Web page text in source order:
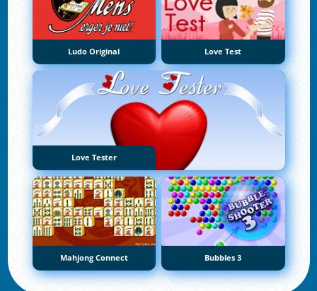
Ludo Original Love Test
Love Tester
Mahjong Connect Bubbles 3